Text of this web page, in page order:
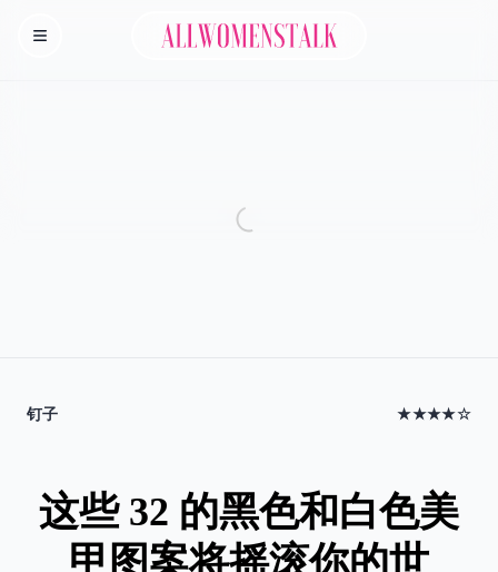
Homepage
Allwomenstalk
钉子 ★★★★☆
这些 32 的黑色和白色美
甲图案将摇滚你的世